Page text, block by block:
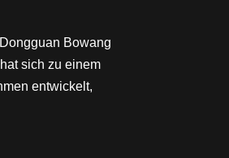
Bowang
sich zu einem
entwickelt,